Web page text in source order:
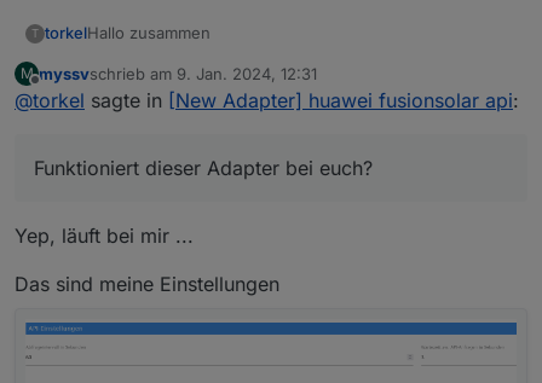
T torkelHallo zusammen
Funktioniert dieser Adapter bei euch? Wenn ja, mit
welcher Version betreibt ihr den Adapter und was habt
M
Offline
myssvschrieb am 9. Jan. 2024, 12:31
zuletzt editiert von
@torkel sagte in [New Adapter] huawei fusionsolar api:
Funktioniert dieser Adapter bei euch?
Yep, läuft bei mir ...
Das sind meine Einstellungen